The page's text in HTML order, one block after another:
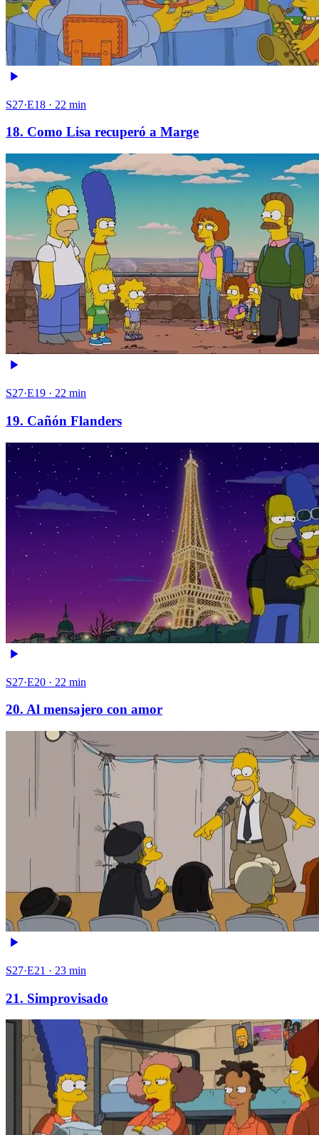
S27·E18 · 22 min
18. Como Lisa recuperó a Marge
S27·E19 · 22 min
19. Cañón Flanders
S27·E20 · 22 min
20. Al mensajero con amor
S27·E21 · 23 min
21. Simprovisado